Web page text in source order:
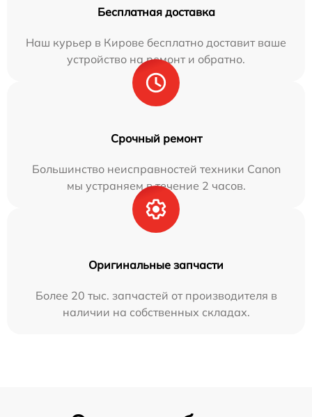
Бесплатная доставка
Наш курьер в Кирове бесплатно доставит ваше
устройство на ремонт и обратно.
Срочный ремонт
Большинство неисправностей техники Canon
мы устраняем в течение 2 часов.
Оригинальные запчасти
Более 20 тыс. запчастей от производителя в
наличии на собственных складах.